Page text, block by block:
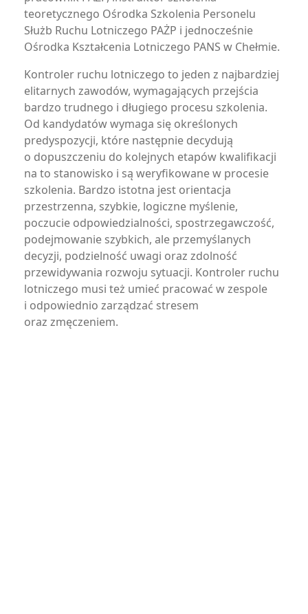
teoretycznego Ośrodka Szkolenia Personelu
Służb Ruchu Lotniczego PAŻP i jednocześnie
Ośrodka Kształcenia Lotniczego PANS w Chełmie.
Kontroler ruchu lotniczego to jeden z najbardziej
elitarnych zawodów, wymagających przejścia
bardzo trudnego i długiego procesu szkolenia.
Od kandydatów wymaga się określonych
predyspozycji, które następnie decydują
o dopuszczeniu do kolejnych etapów kwalifikacji
na to stanowisko i są weryfikowane w procesie
szkolenia. Bardzo istotna jest orientacja
przestrzenna, szybkie, logiczne myślenie,
poczucie odpowiedzialności, spostrzegawczość,
podejmowanie szybkich, ale przemyślanych
decyzji, podzielność uwagi oraz zdolność
przewidywania rozwoju sytuacji. Kontroler ruchu
lotniczego musi też umieć pracować w zespole
i odpowiednio zarządzać stresem
oraz zmęczeniem.